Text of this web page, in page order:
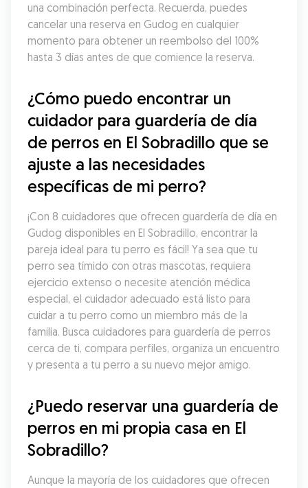
una combinación perfecta. Recuerda, puedes
cancelar una reserva en Gudog en cualquier
momento para obtener un reembolso del 100%
hasta 3 días antes de que comience la reserva.
¿Cómo puedo encontrar un
cuidador para guardería de día
de perros en El Sobradillo que se
ajuste a las necesidades
específicas de mi perro?
¡Con 8 cuidadores que ofrecen guardería de día en
Gudog disponibles en El Sobradillo, encontrar la
pareja ideal para tu perro es fácil! Ya sea que tu
perro sea tímido con otras mascotas, requiera
ejercicio extenso o necesite atención médica
especial, el cuidador adecuado está listo para
cuidar a tu perro como un miembro más de la
familia. Busca cuidadores para guardería de perros
cerca de ti, compara perfiles, organiza un encuentro
y presenta a tu perro a su nuevo mejor amigo.
¿Puedo reservar una guardería de
perros en mi propia casa en El
Sobradillo?
Aunque la mayoría de los cuidadores que ofrecen